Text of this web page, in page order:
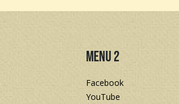
Menu 2
Facebook
YouTube